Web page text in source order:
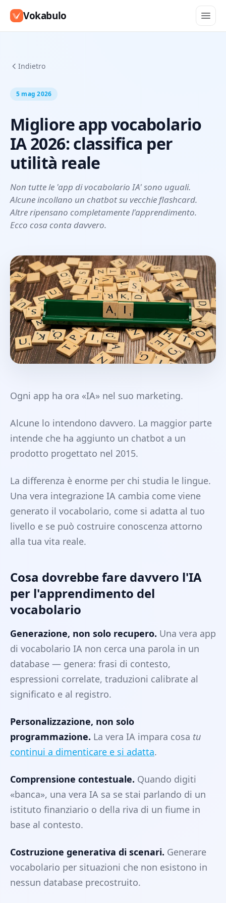
Vokabulo
Indietro
5 mag 2026
Migliore app vocabolario
IA 2026: classifica per
utilità reale
Non tutte le 'app di vocabolario IA' sono uguali.
Alcune incollano un chatbot su vecchie flashcard.
Altre ripensano completamente l'apprendimento.
Ecco cosa conta davvero.
Ogni app ha ora «IA» nel suo marketing.
Alcune lo intendono davvero. La maggior parte
intende che ha aggiunto un chatbot a un
prodotto progettato nel 2015.
La differenza è enorme per chi studia le lingue.
Una vera integrazione IA cambia come viene
generato il vocabolario, come si adatta al tuo
livello e se può costruire conoscenza attorno
alla tua vita reale.
Cosa dovrebbe fare davvero l'IA
per l'apprendimento del
vocabolario
Generazione, non solo recupero. Una vera app
di vocabolario IA non cerca una parola in un
database — genera: frasi di contesto,
espressioni correlate, traduzioni calibrate al
significato e al registro.
Personalizzazione, non solo
programmazione. La vera IA impara cosa tu
continui a dimenticare e si adatta.
Comprensione contestuale. Quando digiti
«banca», una vera IA sa se stai parlando di un
istituto finanziario o della riva di un fiume in
base al contesto.
Costruzione generativa di scenari. Generare
vocabolario per situazioni che non esistono in
nessun database precostruito.